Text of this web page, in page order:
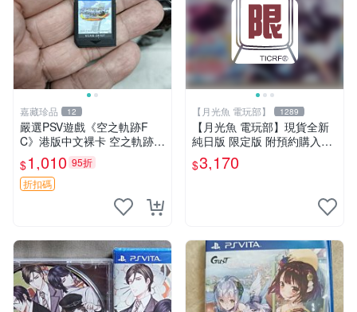
嘉藏珍品 12
嚴選PSV遊戲《空之軌跡F
C》港版中文裸卡 空之軌跡 F
C 港版 中文 裸卡
$1,010 95折
折扣碼
【月光魚 電玩部】 1289
【月光魚 電玩部】現貨全新
純日版 限定版 附預約購入特
典 PSV 萌萌 2 次大戰（略）
3 限定版 純日版
$3,170